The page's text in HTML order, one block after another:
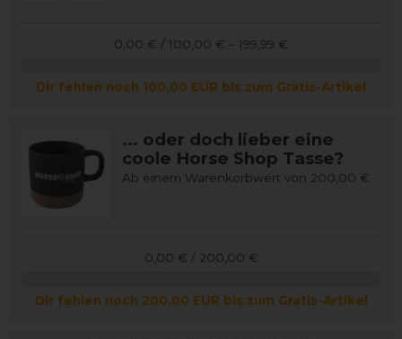
0,00 € / 100,00 € – 199,99 €
Dir fehlen noch 100,00 EUR bis zum Gratis-Artikel
... oder doch lieber eine
coole Horse Shop Tasse?
Ab einem Warenkorbwert von 200,00 €
0,00 € / 200,00 €
Dir fehlen noch 200,00 EUR bis zum Gratis-Artikel